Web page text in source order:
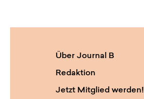
Über Journal B
Redaktion
Jetzt Mitglied werden!